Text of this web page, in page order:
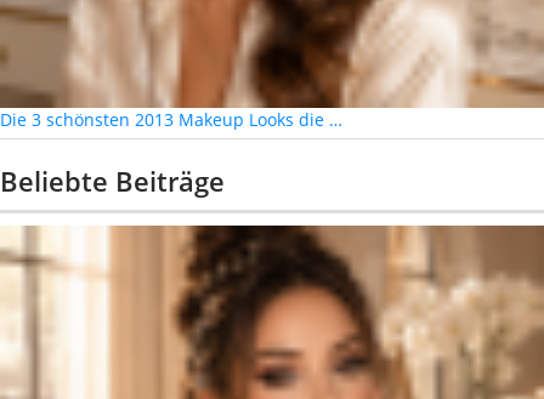
Die 3 schönsten 2013 Makeup Looks die …
Beliebte Beiträge